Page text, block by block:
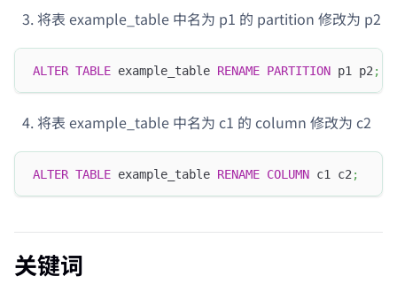
将表 example_table 中名为 p1 的 partition 修改为 p2
ALTER TABLE example_table RENAME PARTITION p1 p2 ;
将表 example_table 中名为 c1 的 column 修改为 c2
ALTER TABLE example_table RENAME COLUMN c1 c2 ;
关键词